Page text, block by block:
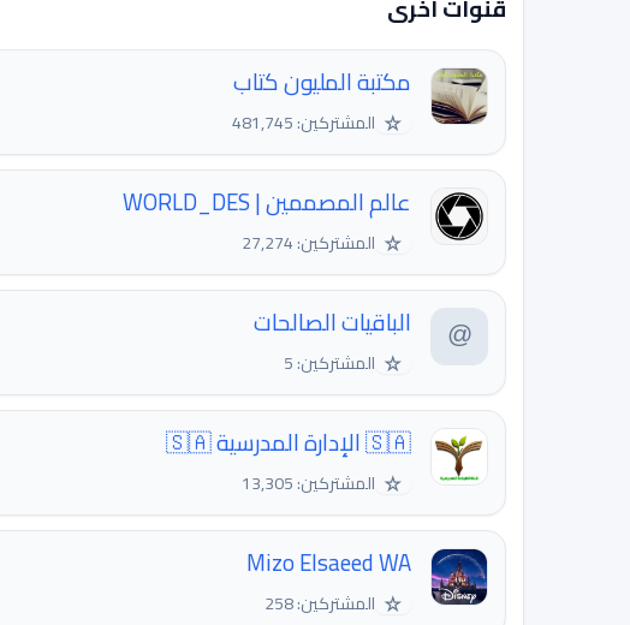
قنوات اخرى
مكتبة المليون كتاب
☆ المشتركين: 481,745
عالم المصممين | WORLD_DES
☆ المشتركين: 27,274
الباقيات الصالحات
☆ المشتركين: 5
🇸🇦 الإدارة المدرسية 🇸🇦
☆ المشتركين: 13,305
Mizo Elsaeed WA
☆ المشتركين: 258